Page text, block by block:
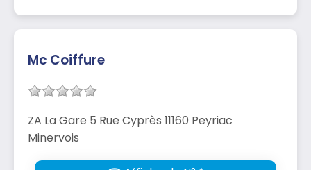
Mc Coiffure
ZA La Gare 5 Rue Cyprès 11160 Peyriac
Minervois